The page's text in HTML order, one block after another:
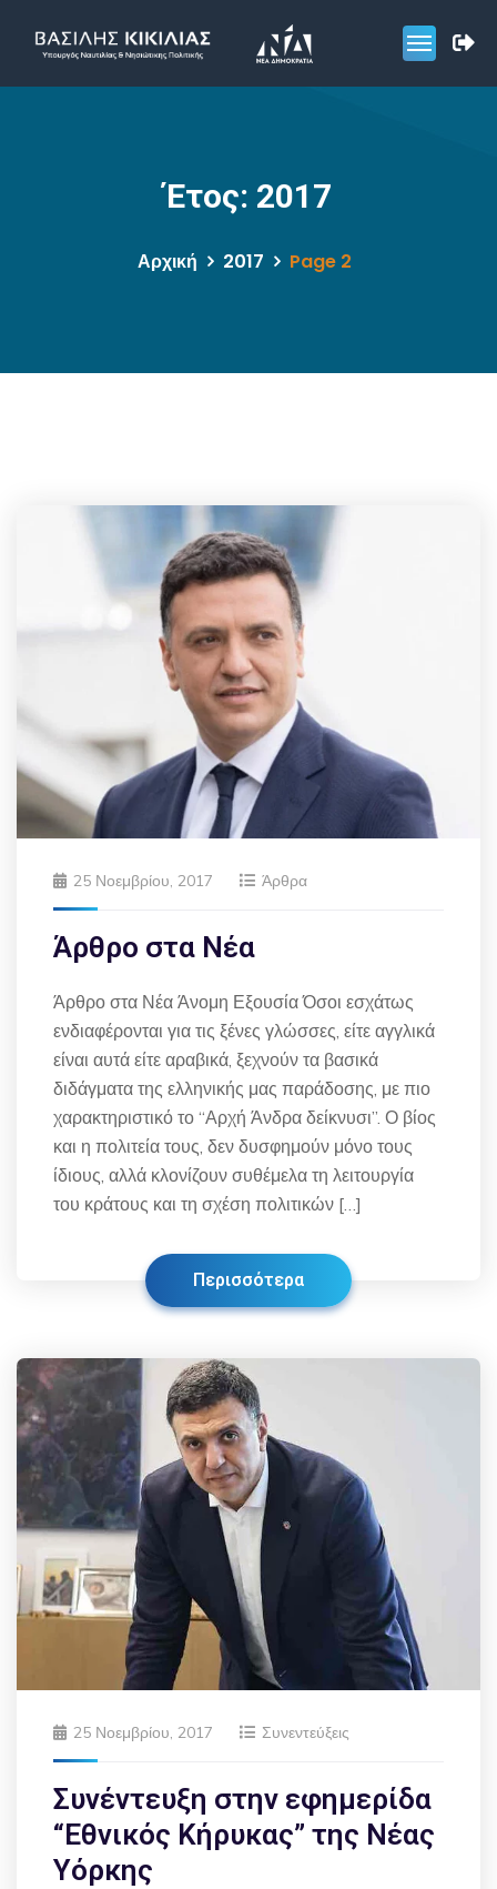
Έτος: 2017
Αρχική 2017 Page 2
25 Νοεμβρίου, 2017 Άρθρα
Άρθρο στα Νέα
Άρθρο στα Νέα Άνομη Εξουσία Όσοι εσχάτως
ενδιαφέρονται για τις ξένες γλώσσες, είτε αγγλικά
είναι αυτά είτε αραβικά, ξεχνούν τα βασικά
διδάγματα της ελληνικής μας παράδοσης, με πιο
χαρακτηριστικό το “Αρχή Άνδρα δείκνυσι”. Ο βίος
και η πολιτεία τους, δεν δυσφημούν μόνο τους
ίδιους, αλλά κλονίζουν συθέμελα τη λειτουργία
του κράτους και τη σχέση πολιτικών […]
Περισσότερα
25 Νοεμβρίου, 2017 Συνεντεύξεις
Συνέντευξη στην εφημερίδα
“Εθνικός Κήρυκας” της Νέας
Υόρκης